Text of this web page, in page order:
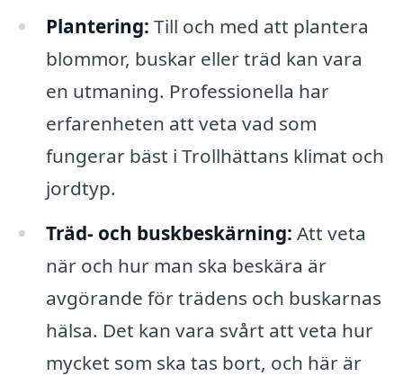
Plantering: Till och med att plantera
blommor, buskar eller träd kan vara
en utmaning. Professionella har
erfarenheten att veta vad som
fungerar bäst i Trollhättans klimat och
jordtyp.
Träd- och buskbeskärning: Att veta
när och hur man ska beskära är
avgörande för trädens och buskarnas
hälsa. Det kan vara svårt att veta hur
mycket som ska tas bort, och här är